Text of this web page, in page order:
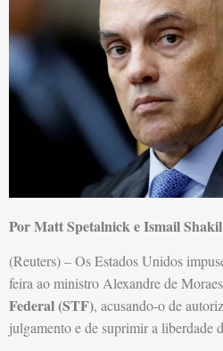
Por Matt Spetalnick e Ismail Shakil
(Reuters) – Os Estados Unidos
feira ao ministro Alexandre de
Federal (STF), acusando-o de
julgamento e de suprimir a liberdade